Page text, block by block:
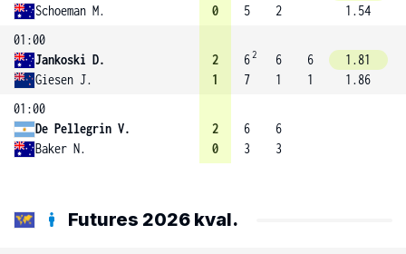
Schoeman M.
0
5
2
1.54
01:00
Jankoski D.
Giesen J.
2
1
62
7
6
1
6
1
1.81
1.86
01:00
De Pellegrin V.
Baker N.
2
0
6
3
6
3
Futures 2026 kval.